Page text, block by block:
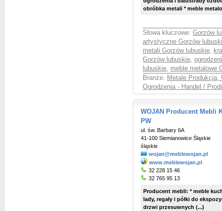
obróbka metali * meble
Słowa kluczowe: Gorzów
artystyczne Gorzów
metali Gorzów lubuskie,
Gorzów lubuskie,
lubuskie, meble metalowe
Branże: Metale Produkcja,
Ogrodzenia - Handel /
WOJAN Producent Mebli
PW
ul. św. Barbary 6A
41-100 Siemianowice Śląskie
śląskie
wojan@meblewojan.pl
www.meblewojan.pl
32 228 15 46
32 765 95 13
Producent mebli: * meble
lady, regały i półki do
drzwi przesuwnych (...)